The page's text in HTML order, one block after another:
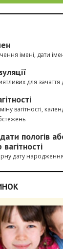
імені, дати
для зачаття
вагітності,
пологів
дату